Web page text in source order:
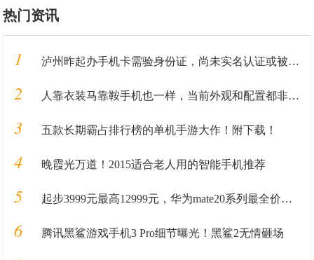
热门资讯
1 泸州昨起办手机卡需验身份证，尚未实名认证或被停机
2 人靠衣装马靠鞍手机也一样，当前外观和配置都非常漂亮的旗舰手机
3 五款长期霸占排行榜的单机手游大作！附下载！
4 晚霞光万道！2015适合老人用的智能手机推荐
5 起步3999元最高12999元，华为mate20系列最全价格奉上
6 腾讯黑鲨游戏手机3 Pro细节曝光！黑鲨2无情砸场